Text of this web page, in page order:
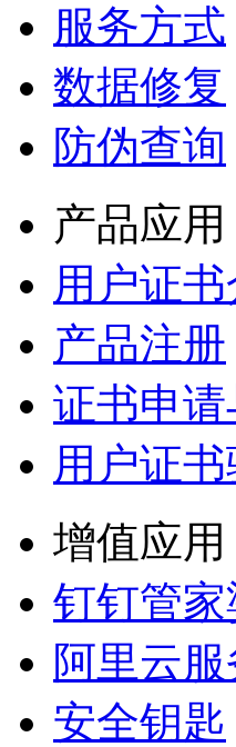
服务方式
数据修复
防伪查询
产品应用
用户证书
产品注册
证书申请
用户证
增值应用
钉钉管家
阿里云
安全钥匙